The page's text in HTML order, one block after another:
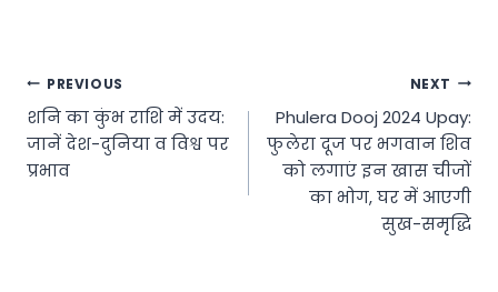
Post
navigation
PREVIOUS
शनि का कुंभ राशि में उदय:
जानें देश-दुनिया व विश्व पर
प्रभाव
NEXT
Phulera Dooj 2024 Upay:
फुलेरा दूज पर भगवान शिव
को लगाएं इन खास चीजों
का भोग, घर में आएगी
सुख-समृद्धि